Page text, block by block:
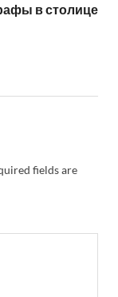
в столице
fields are